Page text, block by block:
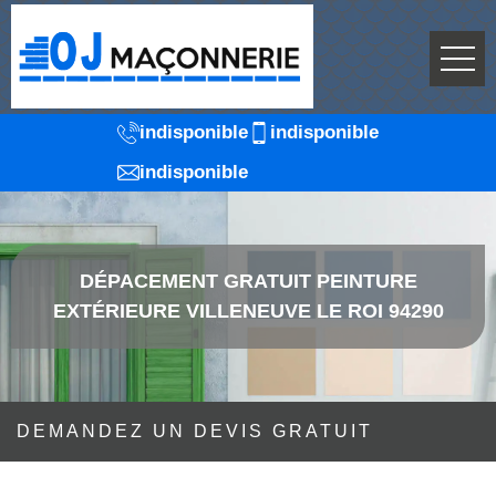
indisponible
indisponible
indisponible
DÉPACEMENT GRATUIT PEINTURE
EXTÉRIEURE VILLENEUVE LE ROI 94290
DEMANDEZ UN DEVIS GRATUIT